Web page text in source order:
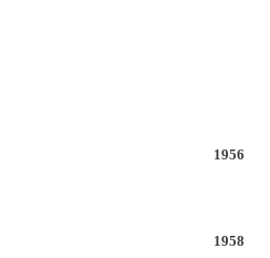
1956
1958